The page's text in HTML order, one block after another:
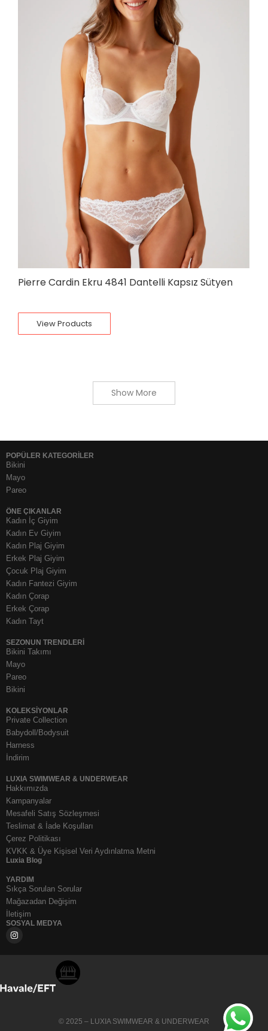
Pierre Cardin Ekru 4841 Dantelli Kapsız Sütyen
View Products
Show More
POPÜLER KATEGORİLER
Bikini
Mayo
Pareo
ÖNE ÇIKANLAR
Kadın İç Giyim
Kadın Ev Giyim
Kadın Plaj Giyim
Erkek Plaj Giyim
Çocuk Plaj Giyim
Kadın Fantezi Giyim
Kadın Çorap
Erkek Çorap
Kadın Tayt
SEZONUN TRENDLERI
Bikini Takımı
Mayo
Pareo
Bikini
KOLEKSIYONLAR
Private Collection
Babydoll/Bodysuit
Harness
İndirim
LUXIA SWIMWEAR & UNDERWEAR
Hakkımızda
Kampanyalar
Mesafeli Satış Sözleşmesi
Teslimat & İade Koşulları
Çerez Politikası
KVKK & Üye Kişisel Veri Aydınlatma Metni
Luxia Blog
YARDIM
Sıkça Sorulan Sorular
Mağazadan Değişim
İletişim
SOSYAL MEDYA
© 2025 – LUXIA SWIMWEAR & UNDERWEAR